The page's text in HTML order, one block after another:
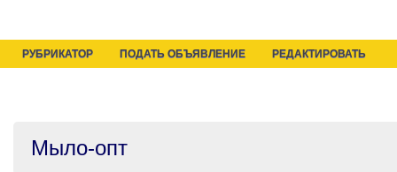
РУБРИКАТОР ПОДАТЬ ОБЪЯВЛЕНИЕ РЕДАКТИРОВАТЬ
Мыло-опт